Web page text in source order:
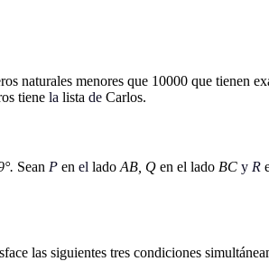
naturales menores que 10000 que tienen
tiene la lista de Carlos.
Sean P en el lado AB, Q en el lado BC y R
las siguientes tres condiciones